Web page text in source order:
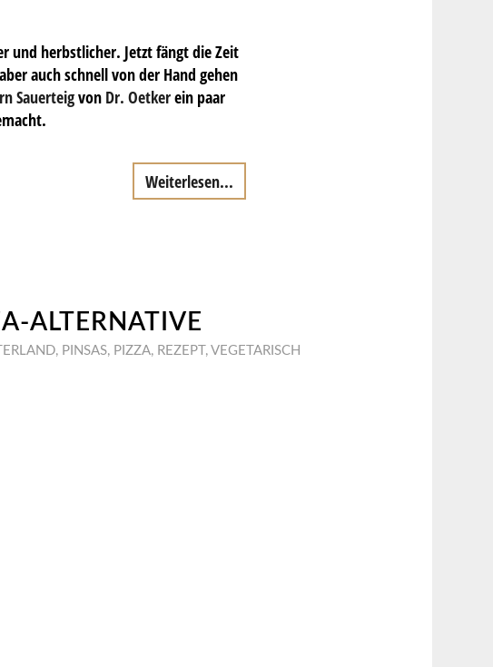
und herbstlicher. Jetzt fängt die Zeit
auch schnell von der Hand gehen
Sauerteigvon Dr. Oetkerein paar
Weiterlesen...
ALTERNATIVE
, PINSAS, PIZZA, REZEPT, VEGETARISCH